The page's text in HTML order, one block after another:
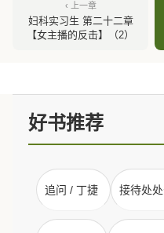
‹ 上一章
妇科实习生 第二十二章
【女主播的反击】（2）
好书推荐
追问 / 丁捷 接待处